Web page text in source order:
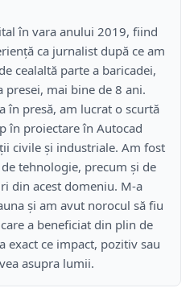
în vara anului 2019, fiind
ca jurnalist după ce am
cealaltă parte a baricadei,
mai bine de 8 ani.
în presă, am lucrat o scurtă
în proiectare în Autocad
civile și industriale. Am fost
tehnologie, precum și de
din acest domeniu. M-a
și am avut norocul să fiu
a beneficiat din plin de
exact ce impact, pozitiv sau
asupra lumii.